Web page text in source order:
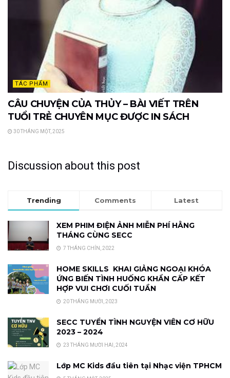
TÁC PHẨM
CÂU CHUYỆN CỦA THỦY – BÀI VIẾT TRÊN
TUỔI TRẺ CHUYÊN MỤC ĐƯỢC IN SÁCH
30 THÁNG MỘT, 2025
Discussion about this post
Trending Comments Latest
XEM PHIM ĐIỆN ẢNH MIỄN PHÍ HẰNG
THÁNG CÙNG SECC
7 THÁNG CHÍN, 2022
HOME SKILLS KHAI GIẢNG NGOẠI KHÓA
ỨNG BIẾN TÌNH HUỐNG KHẨN CẤP KẾT
HỢP VUI CHƠI CUỐI TUẦN
20 THÁNG MƯỜI, 2023
SECC TUYỂN TÌNH NGUYỆN VIÊN CƠ HỮU
2023 – 2024
23 THÁNG MƯỜI HAI, 2024
Lớp MC Kids đầu tiên tại Nhạc viện TPHCM